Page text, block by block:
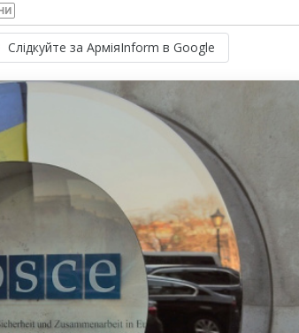
Слідкуйте за АрміяInform в Google